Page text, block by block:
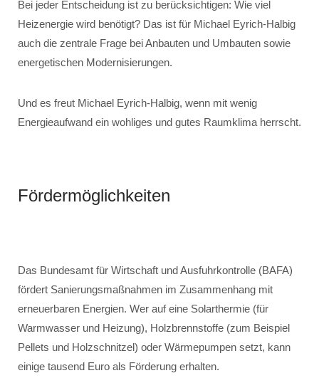
Bei jeder Entscheidung ist zu berücksichtigen: Wie viel
Heizenergie wird benötigt? Das ist für Michael Eyrich-Halbig
auch die zentrale Frage bei Anbauten und Umbauten sowie
energetischen Modernisierungen.
Und es freut Michael Eyrich-Halbig, wenn mit wenig
Energieaufwand ein wohliges und gutes Raumklima herrscht.
Fördermöglichkeiten
Das Bundesamt für Wirtschaft und Ausfuhrkontrolle (BAFA)
fördert Sanierungsmaßnahmen im Zusammenhang mit
erneuerbaren Energien. Wer auf eine Solarthermie (für
Warmwasser und Heizung), Holzbrennstoffe (zum Beispiel
Pellets und Holzschnitzel) oder Wärmepumpen setzt, kann
einige tausend Euro als Förderung erhalten.